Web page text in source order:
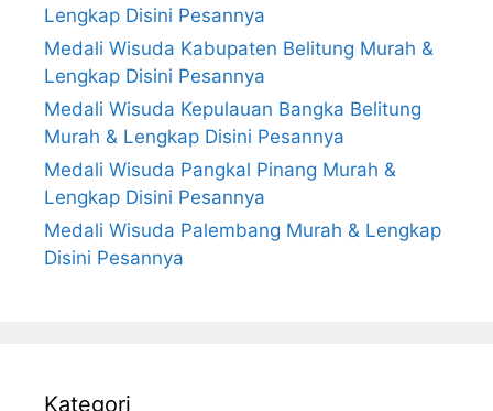
Lengkap Disini Pesannya
Medali Wisuda Kabupaten Belitung Murah &
Lengkap Disini Pesannya
Medali Wisuda Kepulauan Bangka Belitung
Murah & Lengkap Disini Pesannya
Medali Wisuda Pangkal Pinang Murah &
Lengkap Disini Pesannya
Medali Wisuda Palembang Murah & Lengkap
Disini Pesannya
Kategori